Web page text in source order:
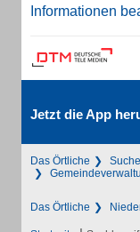
Informationen
Jetzt die App
Das Örtliche Suche
Das Örtliche